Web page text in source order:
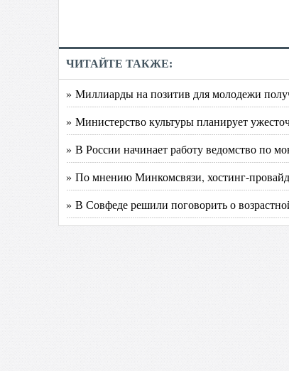
ЧИТАЙТЕ ТАКЖЕ:
» Миллиарды на позитив для молодежи
» Министерство культуры планирует
» В России начинает работу ведомство по
» По мнению Минкомсвязи, хостинг-
» В Совфеде решили поговорить о